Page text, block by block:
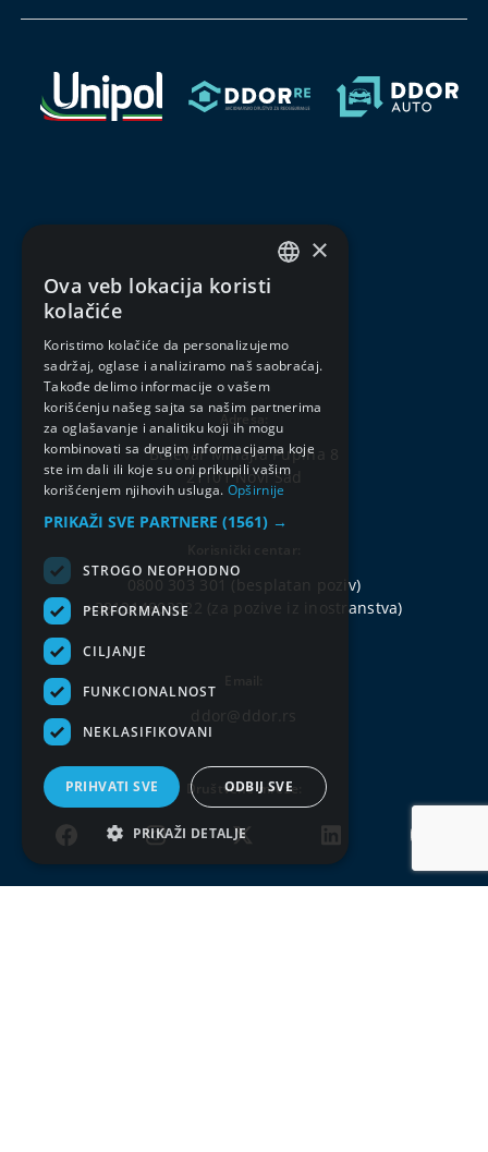
Adresa:
Bulevar Mihajla Pupina 8
21101 Novi Sad
0800 303 301 (besplatan poziv)
+381214802222 (za pozive iz inostranstva)
ddor@ddor.rs
Društvene mreže:
×
Ova veb lokacija koristi
kolačiće
Koristimo kolačiće da personalizujemo
sadržaj, oglase i analiziramo naš saobraćaj.
Takođe delimo informacije o vašem
korišćenju našeg sajta sa našim partnerima
za oglašavanje i analitiku koji ih mogu
kombinovati sa drugim informacijama koje
ste im dali ili koje su oni prikupili vašim
korišćenjem njihovih usluga. Opširnije
PRIKAŽI SVE PARTNERE (1561) →
STROGO NEOPHODNO
PERFORMANSE
CILJANJE
FUNKCIONALNOST
NEKLASIFIKOVANI
PRIHVATI SVE ODBIJ SVE
PRIKAŽI DETALJE